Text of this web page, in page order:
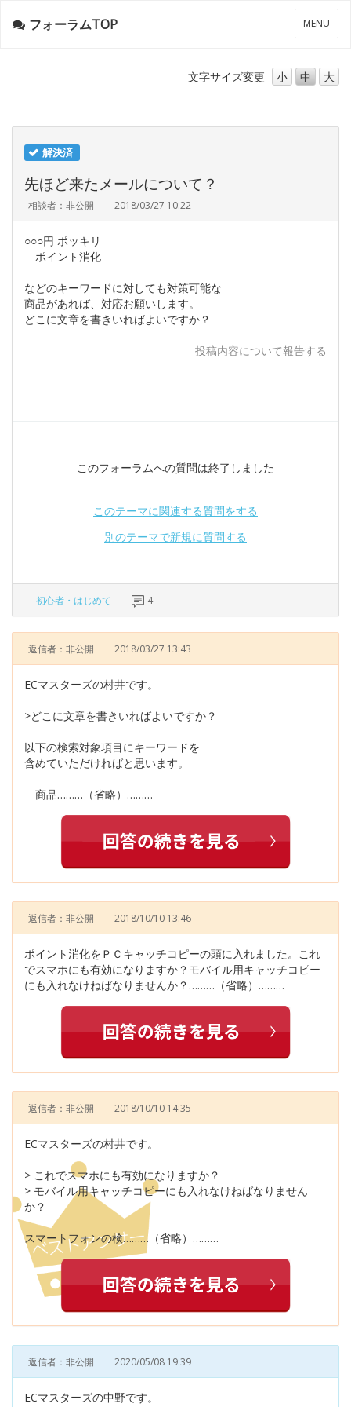
メ
ニ
ー
MENU
フォーラムTOP
文字サイズ変更 小 中 大
解決済
先ほど来たメールについて？
相談者：非公開 2018/03/27 10:22
○○○円 ポッキリ
ポイント消化
などのキーワードに対しても対策可能な
商品があれば、対応お願いします。
どこに文章を書きいればよいですか？
投稿内容について報告する
このフォーラムへの質問は終了しました
このテーマに関連する質問をする
別のテーマで新規に質問する
初心者・はじめて 4
返信者：非公開 2018/03/27 13:43
ECマスターズの村井です。
>どこに文章を書きいればよいですか？
以下の検索対象項目にキーワードを
含めていただければと思います。
商品………（省略）………
返信者：非公開 2018/10/10 13:46
ポイント消化をＰＣキャッチコピーの頭に入れました。これ
でスマホにも有効になりますか？モバイル用キャッチコピー
にも入れなけねばなりませんか？………（省略）………
返信者：非公開 2018/10/10 14:35
ECマスターズの村井です。
> これでスマホにも有効になりますか？
> モバイル用キャッチコピーにも入れなけねばなりません
か？
スマートフォンの検………（省略）………
返信者：非公開 2020/05/08 19:39
ECマスターズの中野です。